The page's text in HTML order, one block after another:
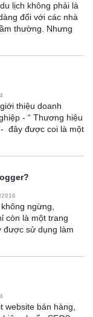
lịch không phải là
đối với các nhà
thường. Nhưng
thiệu doanh
- “ Thương hiệu
- đây được coi là một
ngừng,
còn là một trang
được sử dụng làm
website bán hàng,